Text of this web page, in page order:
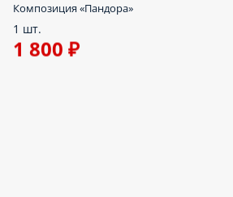
Композиция «Пандора»
1 шт.
1 800 ₽